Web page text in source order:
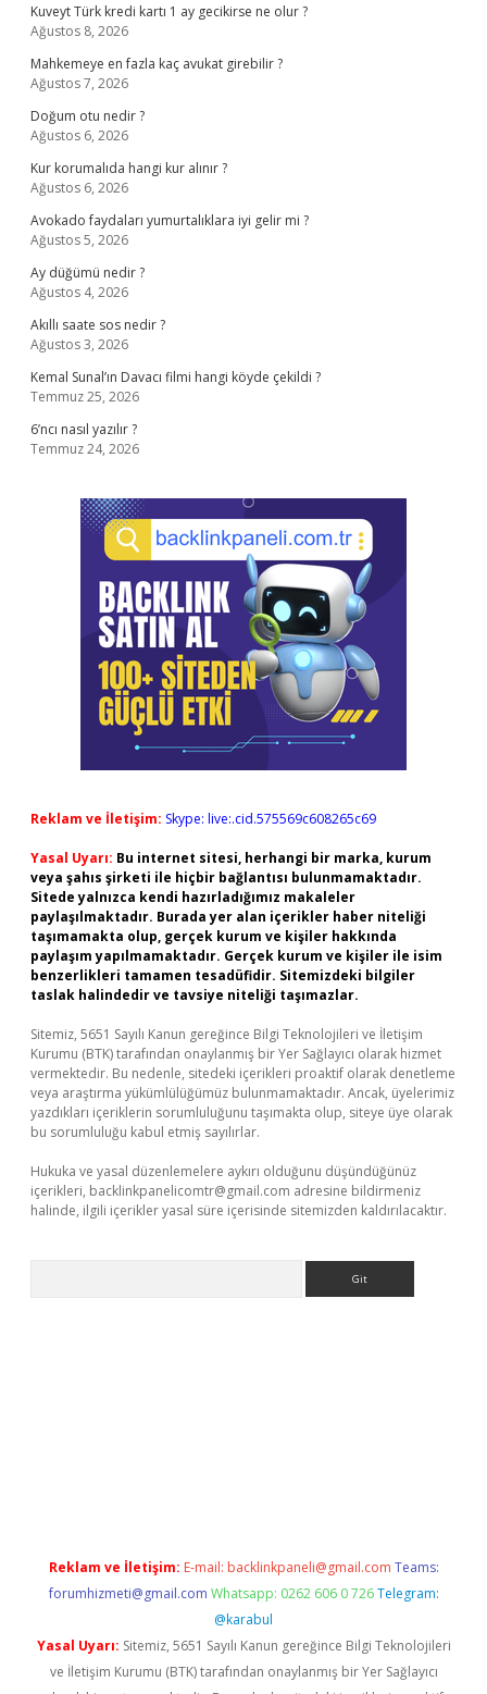
Kuveyt Türk kredi kartı 1 ay gecikirse ne olur ?
Ağustos 8, 2026
Mahkemeye en fazla kaç avukat girebilir ?
Ağustos 7, 2026
Doğum otu nedir ?
Ağustos 6, 2026
Kur korumalıda hangi kur alınır ?
Ağustos 6, 2026
Avokado faydaları yumurtalıklara iyi gelir mi ?
Ağustos 5, 2026
Ay düğümü nedir ?
Ağustos 4, 2026
Akıllı saate sos nedir ?
Ağustos 3, 2026
Kemal Sunal’ın Davacı filmi hangi köyde çekildi ?
Temmuz 25, 2026
6’ncı nasıl yazılır ?
Temmuz 24, 2026
Reklam ve İletişim: Skype: live:.cid.575569c608265c69
Yasal Uyarı: Bu internet sitesi, herhangi bir marka, kurum
veya şahıs şirketi ile hiçbir bağlantısı bulunmamaktadır.
Sitede yalnızca kendi hazırladığımız makaleler
paylaşılmaktadır. Burada yer alan içerikler haber niteliği
taşımamakta olup, gerçek kurum ve kişiler hakkında
paylaşım yapılmamaktadır. Gerçek kurum ve kişiler ile isim
benzerlikleri tamamen tesadüfidir. Sitemizdeki bilgiler
taslak halindedir ve tavsiye niteliği taşımazlar.
Sitemiz, 5651 Sayılı Kanun gereğince Bilgi Teknolojileri ve İletişim
Kurumu (BTK) tarafından onaylanmış bir Yer Sağlayıcı olarak hizmet
vermektedir. Bu nedenle, sitedeki içerikleri proaktif olarak denetleme
veya araştırma yükümlülüğümüz bulunmamaktadır. Ancak, üyelerimiz
yazdıkları içeriklerin sorumluluğunu taşımakta olup, siteye üye olarak
bu sorumluluğu kabul etmiş sayılırlar.
Hukuka ve yasal düzenlemelere aykırı olduğunu düşündüğünüz
içerikleri, backlinkpanelicomtr@gmail.com adresine bildirmeniz
halinde, ilgili içerikler yasal süre içerisinde sitemizden kaldırılacaktır.
Reklam ve İletişim: E-mail: backlinkpaneli@gmail.com Teams:
forumhizmeti@gmail.com Whatsapp: 0262 606 0 726 Telegram:
@karabul
Yasal Uyarı: Sitemiz, 5651 Sayılı Kanun gereğince Bilgi Teknolojileri
ve İletişim Kurumu (BTK) tarafından onaylanmış bir Yer Sağlayıcı